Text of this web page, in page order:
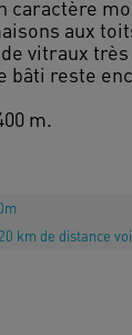
caractère
aux
vitraux
bâti reste
m.
20 km de distance